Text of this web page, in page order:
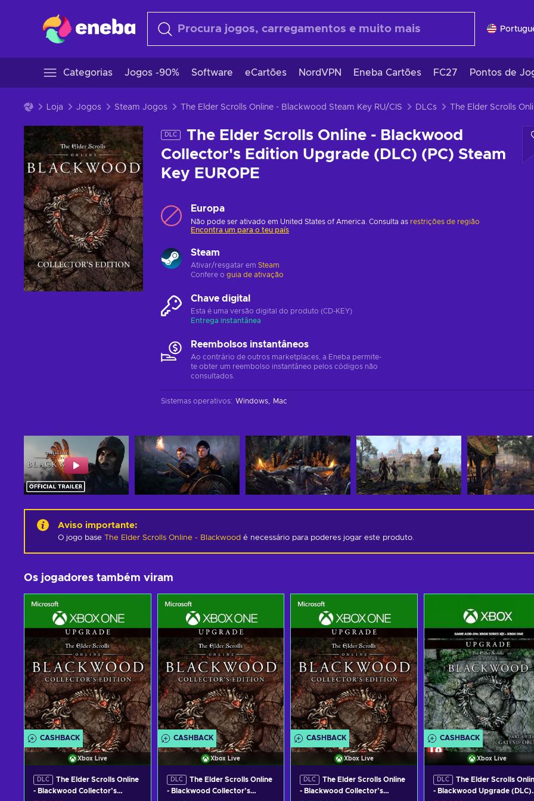
Categorias Jogos -90% Software eCartões NordVPN Eneba Cartões FC27 Pontos de
Loja Jogos Steam Jogos The Elder Scrolls Online - Blackwood Steam Key RU/CIS DLCs
DLC
The Elder Scrolls Online - Blackwood
Collector's Edition Upgrade (DLC) (PC) Steam
Key EUROPE
Europa
Não pode ser ativado em United States of America. Consulta as restrições de região
Encontra um para o teu país
Steam
Ativar/resgatar em Steam
Confere o guia de ativação
Chave digital
Esta é uma versão digital do produto (CD-KEY)
Entrega instantânea
Reembolsos instantâneos
Ao contrário de outros marketplaces, a Eneba permite-
te obter um reembolso instantâneo pelos códigos não
consultados.
Sistemas operativos: Windows Mac
Aviso importante:
O jogo base The Elder Scrolls Online - Blackwood é necessário para poderes jogar este produto.
Os jogadores também viram
CASHBACK
Xbox Live
DLC
The Elder Scrolls Online
- Blackwood Collector’s
CASHBACK
Xbox Live
DLC
The Elder Scrolls Online
- Blackwood Collector’s
CASHBACK
Xbox Live
DLC
The Elder Scrolls Online
- Blackwood Collector’s
CASHBACK
Xbox Live
DLC
The Elder Scrolls
- Blackwood Upgrade (DLC)